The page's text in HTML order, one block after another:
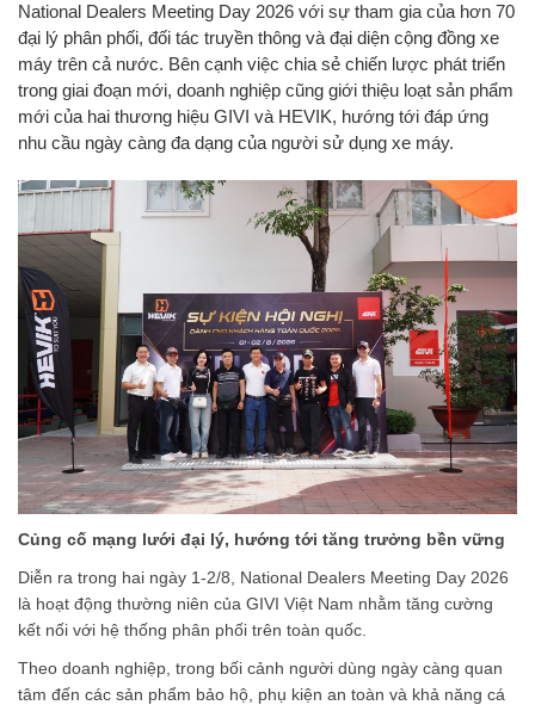
National Dealers Meeting Day 2026 với sự tham gia của hơn 70
đại lý phân phối, đối tác truyền thông và đại diện cộng đồng xe
máy trên cả nước. Bên cạnh việc chia sẻ chiến lược phát triển
trong giai đoạn mới, doanh nghiệp cũng giới thiệu loạt sản phẩm
mới của hai thương hiệu GIVI và HEVIK, hướng tới đáp ứng
nhu cầu ngày càng đa dạng của người sử dụng xe máy.
Củng cố mạng lưới đại lý, hướng tới tăng trưởng bền vững
Diễn ra trong hai ngày 1-2/8, National Dealers Meeting Day 2026
là hoạt động thường niên của GIVI Việt Nam nhằm tăng cường
kết nối với hệ thống phân phối trên toàn quốc.
Theo doanh nghiệp, trong bối cảnh người dùng ngày càng quan
tâm đến các sản phẩm bảo hộ, phụ kiện an toàn và khả năng cá